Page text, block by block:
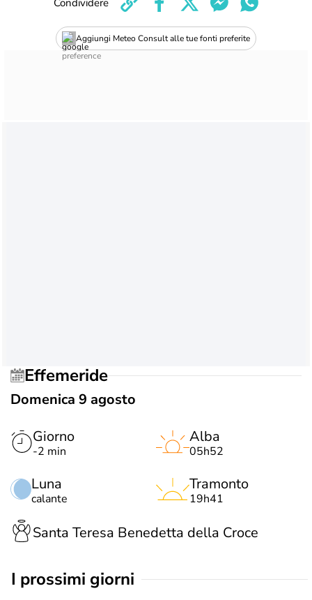
Aggiungi Meteo Consult alle tue fonti preferite
Condividere
Effemeride
Domenica 9 agosto
Giorno
-2 min
Luna
calante
Alba
05h52
Tramonto
19h41
Santa Teresa Benedetta della Croce
i prossimi giorni